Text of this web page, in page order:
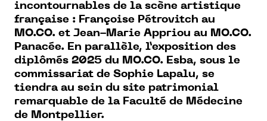
incontournables de la scène artistique
française : Françoise Pétrovitch au
MO.CO. et Jean-Marie Appriou au MO.CO.
Panacée. En parallèle, l’exposition des
diplômés 2025 du MO.CO. Esba, sous le
commissariat de Sophie Lapalu, se
tiendra au sein du site patrimonial
remarquable de la Faculté de Médecine
de Montpellier.